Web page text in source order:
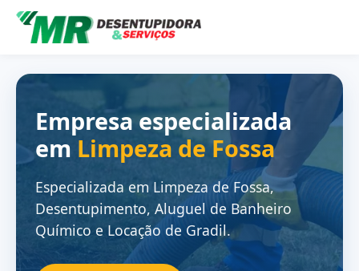
Empresa especializada
em Limpeza de Fossa
Especializada em Limpeza de Fossa,
Desentupimento, Aluguel de Banheiro
Químico e Locação de Gradil.